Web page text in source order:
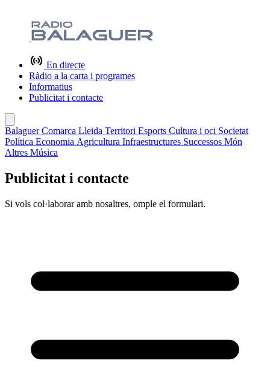
En directe
Ràdio a la carta i programes
Informatius
Publicitat i contacte
BalaguerComarca Lleida Territori Esports Cultura i oci Societat
Política Economia Agricultura Infraestructures Successos Món
Altres Música
Publicitat i contacte
Si vols col·laborar amb nosaltres, omple el formulari.